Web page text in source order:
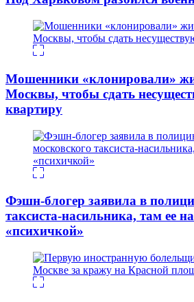
Мошенники «клонировали»
Москвы, чтобы сдать
квартиру
Фэшн-блогер заявила в
таксиста-насильника, там ее
«психичкой»